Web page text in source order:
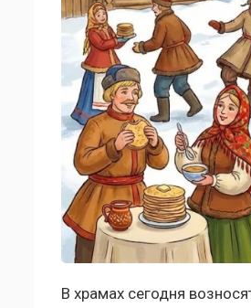
В храмах сегодня